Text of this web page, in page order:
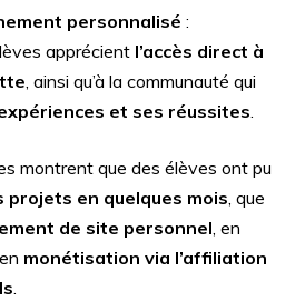
personnalisé :
apprécient l’accès direct à
, ainsi qu’à la communauté qui
et ses réussites.
montrent que des élèves ont pu
en quelques mois, que
de site personnel, en
monétisation via l’affiliation
.